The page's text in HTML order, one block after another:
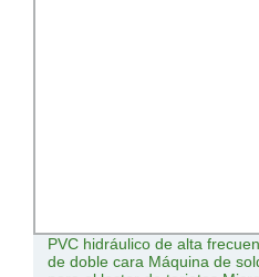
PVC hidráulico de alta
de doble cara Máquina de